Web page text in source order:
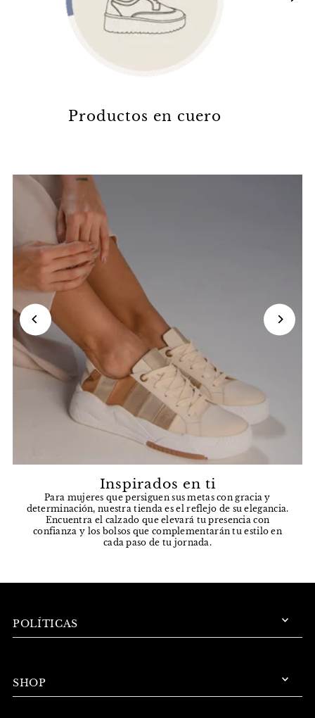
Productos en cuero
Inspirados en ti
Para mujeres que persiguen sus metas con gracia y
determinación, nuestra tienda es el reflejo de su elegancia.
Encuentra el calzado que elevará tu presencia con
confianza y los bolsos que complementarán tu estilo en
cada paso de tu jornada.
POLÍTICAS
SHOP